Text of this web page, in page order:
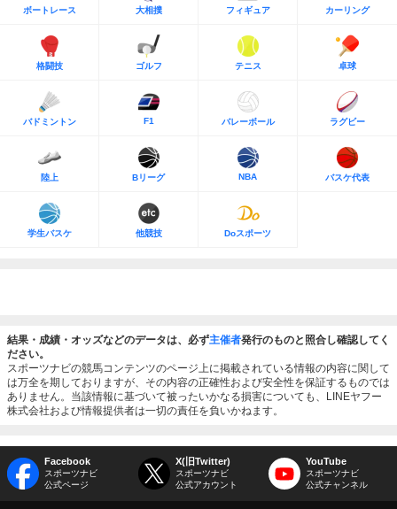
ボートレース 大相撲 フィギュア カーリング
格闘技 ゴルフ テニス 卓球
バドミントン F1 バレーボール ラグビー
陸上 Bリーグ NBA バスケ代表
学生バスケ 他競技 Doスポーツ
結果・成績・オッズなどのデータは、必ず主催者発行のものと照合し確認してく
ださい。
スポーツナビの競馬コンテンツのページ上に掲載されている情報の内容に関して
は万全を期しておりますが、その内容の正確性および安全性を保証するものでは
ありません。当該情報に基づいて被ったいかなる損害についても、LINEヤフー
株式会社および情報提供者は一切の責任を負いかねます。
Facebook
スポーツナビ
公式ページ
X(旧Twitter)
スポーツナビ
公式アカウント
YouTube
スポーツナビ
公式チャンネル